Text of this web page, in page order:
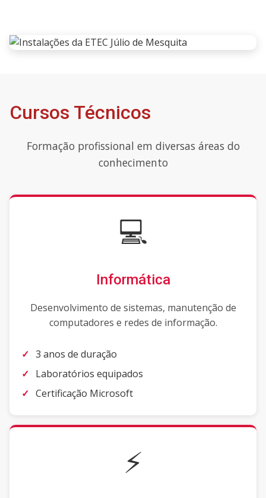
Cursos Técnicos
Formação profissional em diversas áreas do
conhecimento
💻
Informática
Desenvolvimento de sistemas, manutenção de
computadores e redes de informação.
3 anos de duração
Laboratórios equipados
Certificação Microsoft
⚡